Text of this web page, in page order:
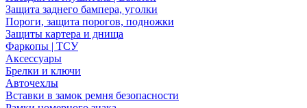
Защита заднего бампера, уголки
Пороги, защита порогов, подножки
Защиты картера и днища
Фаркопы | ТСУ
Аксессуары
Брелки и ключи
Авточехлы
Вставки в замок ремня безопасности